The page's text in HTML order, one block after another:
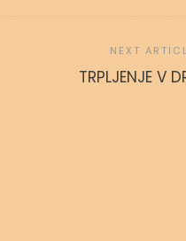
TRPLJENJE V
15. novembra, 2016